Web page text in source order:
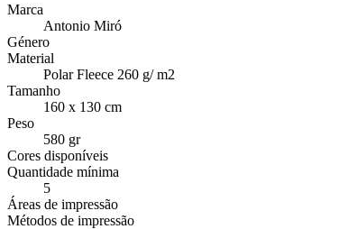
Marca
Antonio Miró
Género
Material
Polar Fleece 260 g/ m2
Tamanho
160 x 130 cm
Peso
580 gr
Cores disponíveis
Quantidade mínima
5
Áreas de impressão
Métodos de impressão